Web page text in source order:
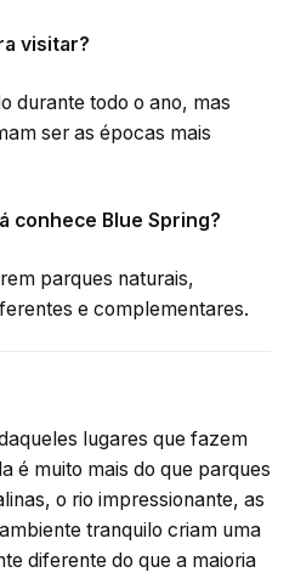
visitar?
durante todo o ano, mas
ser as épocas mais
conhece Blue Spring?
parques naturais,
e complementares.
lugares que fazem
é muito mais do que parques
o rio impressionante, as
tranquilo criam uma
diferente do que a maioria